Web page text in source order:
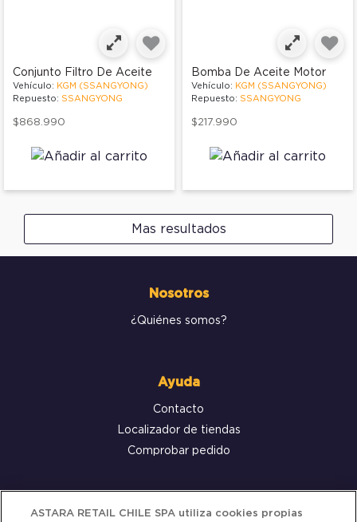
Conjunto Filtro De Aceite
Vehículo: KGM (SSANGYONG)
Repuesto: SSANGYONG
$868.990
Bomba De Aceite Motor
Vehículo: KGM (SSANGYONG)
Repuesto: SSANGYONG
$217.990
Mas resultados
Nosotros
¿Quiénes somos?
Ayuda
Contacto
Localizador de tiendas
Comprobar pedido
Servicio al cliente
ASTARA RETAIL CHILE SPA utiliza cookies propias